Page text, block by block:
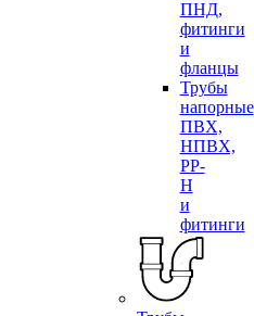
ПНД,
фитинги
и
фланцы
Трубы
напорные
ПВХ,
НПВХ,
PP-
H
и
фитинги